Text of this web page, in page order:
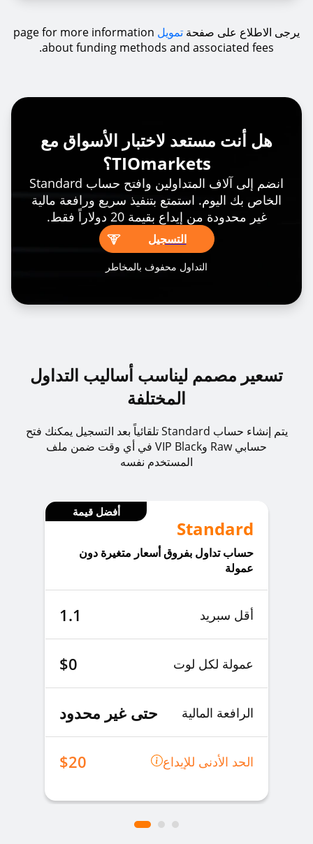
يرجى الاطلاع على صفحة تمويل page for more information
about funding methods and associated fees.
هل أنت مستعد لاختبار الأسواق مع
TIOmarkets؟
انضم إلى آلاف المتداولين وافتح حساب Standard
الخاص بك اليوم. استمتع بتنفيذ سريع ورافعة مالية
غير محدودة من إيداع بقيمة 20 دولاراً فقط.
التسجيل
التداول محفوف بالمخاطر
تسعير مصمم ليناسب أساليب التداول
المختلفة
يتم إنشاء حساب Standard تلقائياً بعد التسجيل يمكنك فتح
حسابي Raw وVIP Black في أي وقت ضمن ملف
المستخدم نفسه
أفضل قيمة
Standard
حساب تداول بفروق أسعار متغيرة دون
عمولة
أقل سبريد 1.1
عمولة لكل لوت $0
الرافعة المالية حتى غير محدود
الحد الأدنى للإيداع $20